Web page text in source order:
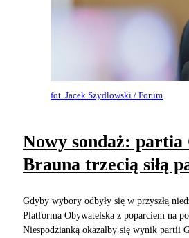
fot. Jacek Szydlowski / Forum
Nowy sondaż: partia
Brauna trzecią siłą
Gdyby wybory odbyły się w przyszłą
Platforma Obywatelska z poparciem na
Niespodzianką okazałby się wynik partii